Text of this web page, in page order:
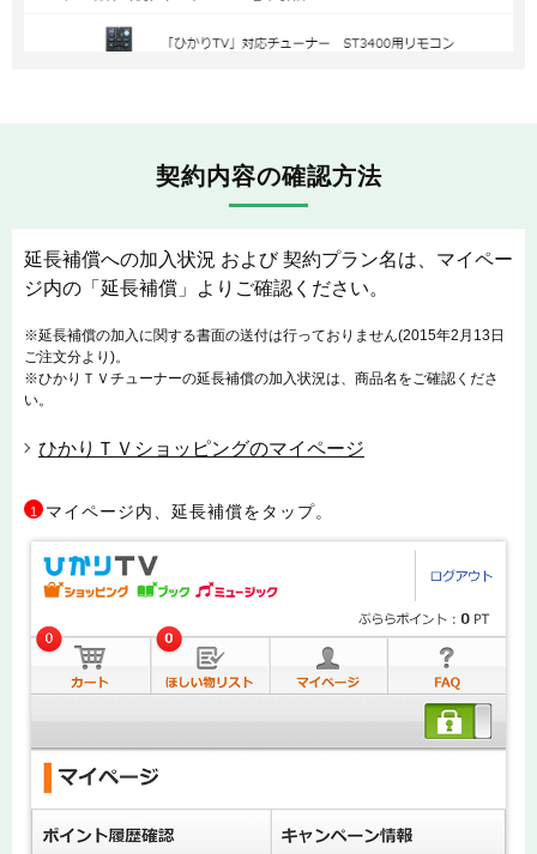
契約内容の確認方法
延長補償への加入状況 および 契約プラン名は、マイペー
ジ内の「延長補償」よりご確認ください。
※延長補償の加入に関する書面の送付は行っておりません(2015年2月13日
ご注文分より)。
※ひかりＴＶチューナーの延長補償の加入状況は、商品名をご確認くださ
い。
ひかりＴＶショッピングのマイページ
1 マイページ内、延長補償をタップ。